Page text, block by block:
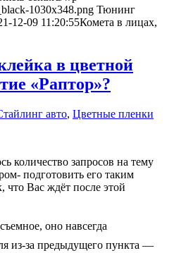
1030x348.png Тюнинг
12-09 11:20:55Комета в лицах,
в цветной
«Раптор»?
авто, Цветные пленки
количество запросов на тему
подготовить его таким
что Вас ждёт после этой
оно навсегда
из-за предыдущего пункта —